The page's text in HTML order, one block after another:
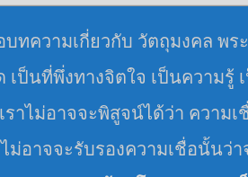
ทความเกี่ยวกับ วัตถุมงคล พร
เป็นที่พึ่งทางจิตใจ เป็นความรู้
ราไม่อาจจะพิสูจน์ได้ว่า ความ
ม่อาจจะรับรองความเชื่อนั้นว่